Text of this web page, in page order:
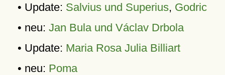
• Update: Salvius und Superius, Godric
• neu: Jan Bula und Václav Drbola
• Update: Maria Rosa Julia Billiart
• neu: Poma